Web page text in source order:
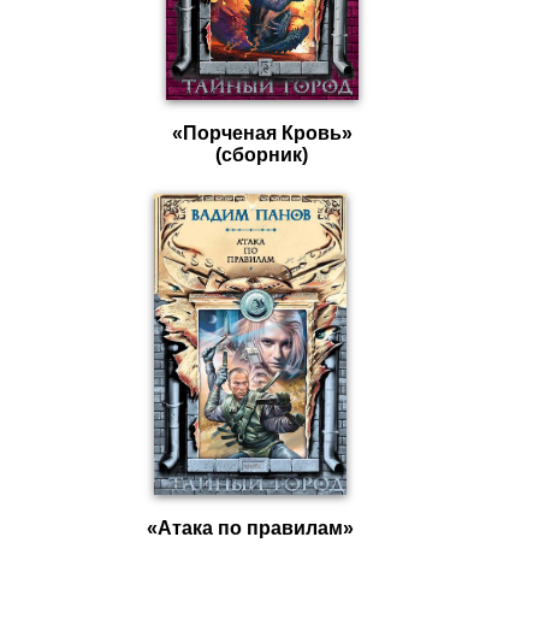
«Порченая Кровь»
(сборник)
«Атака по правилам»